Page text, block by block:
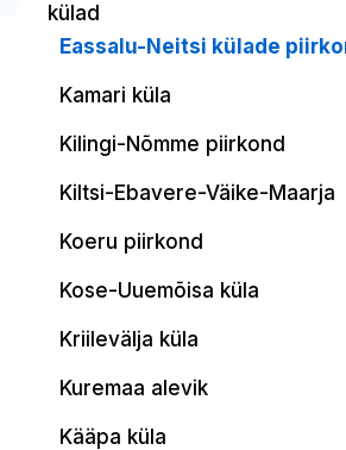
külad
Eassalu-Neitsi külade
Kamari küla
Kilingi-Nõmme piirkond
Kiltsi-Ebavere-Väike-Maarja
Koeru piirkond
Kose-Uuemõisa küla
Kriilevälja küla
Kuremaa alevik
Kääpa küla